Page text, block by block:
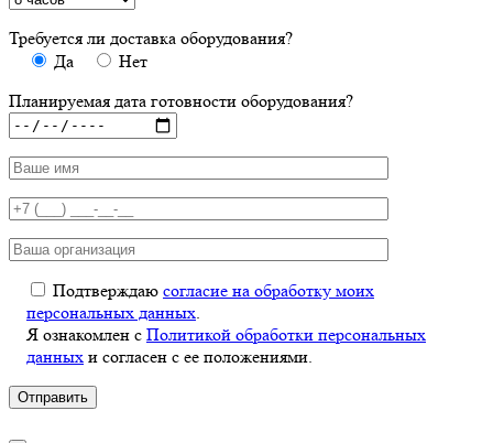
Требуется ли доставка оборудования?
Да
Нет
Планируемая дата готовности оборудования?
Подтверждаю согласие на обработку моих
персональных данных
Я ознакомлен с Политикой обработки персональных
данных и согласен с ее положениями.